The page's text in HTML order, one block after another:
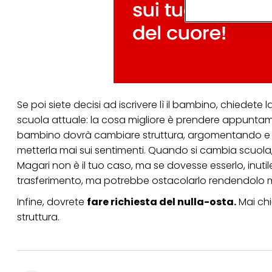
Se poi siete decisi ad iscrivere lì il bambino, chiedete
scuola attuale: la cosa migliore è prendere
bambino dovrà cambiare struttura, argomentando
metterla mai sui sentimenti. Quando si cambia
Magari non è il tuo caso, ma se dovesse esserlo,
trasferimento, ma potrebbe ostacolarlo rendendolo
Infine, dovrete fare richiesta del nulla-osta.Mai
struttura.
identificati) su
misurare e
Puoi trovare
collegata nel piè
periodo di
"modifica" di
Se fai clic su
per uno o più degli
tuoi dati personali
necessari per